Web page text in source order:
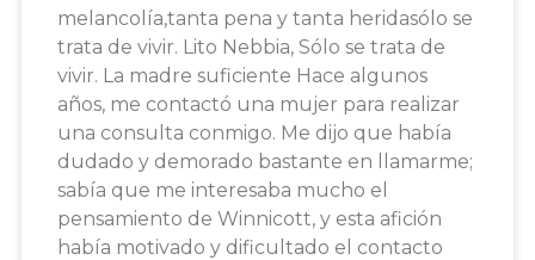
melancolía,tanta pena y tanta heridasólo se
trata de vivir. Lito Nebbia, Sólo se trata de
vivir. La madre suficiente Hace algunos
años, me contactó una mujer para realizar
una consulta conmigo. Me dijo que había
dudado y demorado bastante en llamarme;
sabía que me interesaba mucho el
pensamiento de Winnicott, y esta afición
había motivado y dificultado el contacto